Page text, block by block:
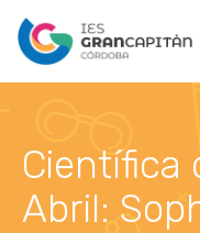
Científica
Abril: